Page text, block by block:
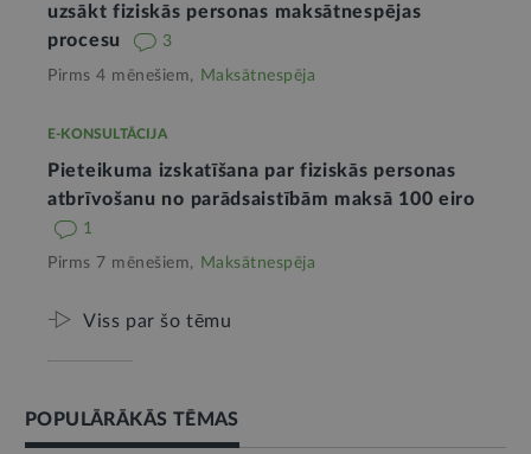
uzsākt fiziskās personas maksātnespējas
procesu
3
Pirms 4 mēnešiem, Maksātnespēja
E-KONSULTĀCIJA
Pieteikuma izskatīšana par fiziskās personas
atbrīvošanu no parādsaistībām maksā 100 eiro
1
Pirms 7 mēnešiem, Maksātnespēja
Viss par šo tēmu
POPULĀRĀKĀS TĒMAS